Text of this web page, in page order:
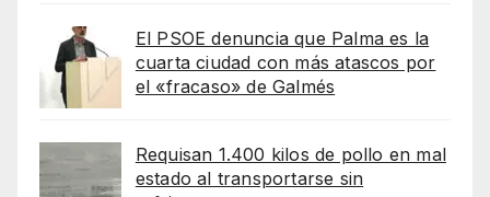
El PSOE denuncia que Palma es la
cuarta ciudad con más atascos por
el «fracaso» de Galmés
Requisan 1.400 kilos de pollo en mal
estado al transportarse sin